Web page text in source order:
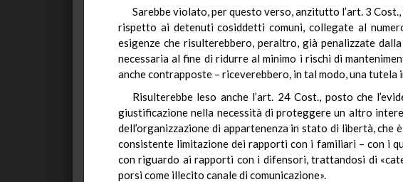
Sarebbe violato, per questo verso, anzitutto l’art. 3
rispetto ai detenuti cosiddetti comuni, collegate al
esigenze che risulterebbero, peraltro, già penalizzate
necessaria al fine di ridurre al minimo i rischi di
anche contrapposte – riceverebbero, in tal modo, una
Risulterebbe leso anche l’art. 24 Cost., posto che
giustificazione nella necessità di proteggere un altro
dell’organizzazione di appartenenza in stato di libertà,
consistente limitazione dei rapporti con i familiari – con i
con riguardo ai rapporti con i difensori, trattandosi di
porsi come illecito canale di comunicazione».